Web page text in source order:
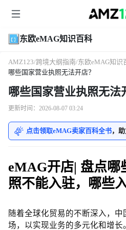
东欧eMAG知识百科
AMZ123/跨境大纲指南/东欧eMAG知识
哪些国家营业执照无法开店？
哪些国家营业执照无法
更新时间：2026-08-07 03:24
点击领取eMAG卖家百科全书，
eMAG开店| 盘点哪
照不能入驻，哪些
随着全球化贸易的不断深入，中
场，以实现业务的多元化和增